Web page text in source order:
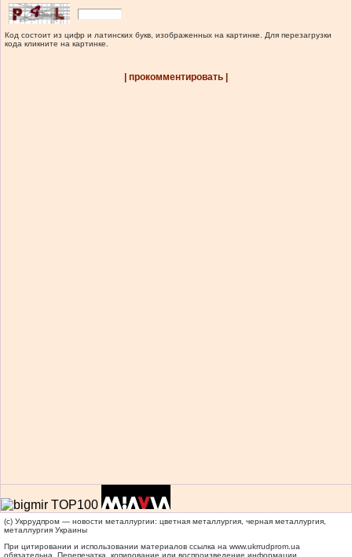
Код состоит из цифр и латинских букв, изображенных на картинке. Для перезагрузки
кода кликните на картинке.
| прокомментировать |
(c) Укррудпром — новости металлургии: цветная металлургия, черная металлургия,
металлургия Украины
При цитировании и использовании материалов ссылка на www.ukrrudprom.ua